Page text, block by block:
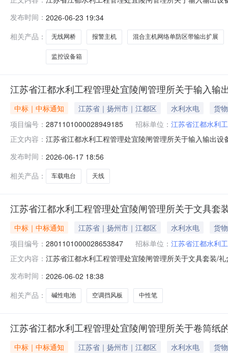
电话:/采购计划信息：序号采购计划文号信息采购计划
发布时间： 2026-06-23 19:34
相关产品：
无线网桥 报警主机 混合主机网络单防区带输出扩展
监控设备箱
江苏省江都水利工程管理处宜陵闸管理所关于输入输
中标｜中标通知 江苏省｜扬州市｜江都区 水利水电
货物
项目编号： 2871101000028949185 招标单位： 江苏省江都水利
正文内容： 江苏省江都水利工程管理处宜陵闸管理所关于输入输出
电话:/采购计划信息：序号采购计划文号信息采购计划
发布时间： 2026-06-17 18:56
相关产品：
车载电台 天线
江苏省江都水利工程管理处宜陵闸管理所关于文具套
中标｜中标通知 江苏省｜扬州市｜江都区 水利水电
货物
项目编号： 2801101000028653847 招标单位： 江苏省江都水利
正文内容： 江苏省江都水利工程管理处宜陵闸管理所关于文具套装/
系电话:/采购计划信息：序号采购计划文号信息采购计
发布时间： 2026-06-02 18:38
相关产品：
碱性电池 空调挡风板 中性笔
江苏省江都水利工程管理处宜陵闸管理所关于卷筒纸
中标｜中标通知 江苏省｜扬州市｜江都区 水利水电
货物